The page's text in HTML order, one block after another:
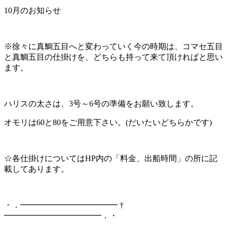
10月のお知らせ
※徐々に真鯛五目へと変わっていく今の時期は、コマセ五目
と真鯛五目の仕掛けを、どちらも持って来て頂ければと思い
ます。
ハリスの太さは、3号～6号の準備をお願い致します。
オモリは60と80をご用意下さい。(だいたいどちらかです)
☆各仕掛けについてはHP内の「料金、出船時間」の所に記
載してあります。
・．━━━━━━━━━━━━ †
━━━━━━━━━━━━．・